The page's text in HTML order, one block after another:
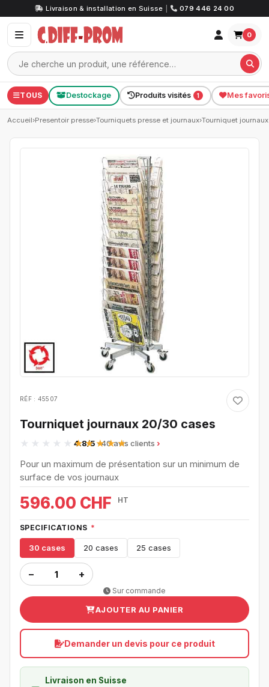
Livraison & installation en Suisse 079 446 24 00
0
TOUS Destockage Produits visités 1 Mes
Accueil›Presentoir presse›Tourniquets presse et journaux›Tourniquet
RÉF : 45507
Tourniquet journaux 20/30 cases
4.8/5· 40 avis clients
Pour un maximum de présentation sur un minimum de
surface de vos journaux
596.00 CHF HT
SPECIFICATIONS *
30 cases 20 cases 25 cases
− +
Sur commande
AJOUTER AU PANIER
Demander un devis pour ce produit
Livraison en Suisse